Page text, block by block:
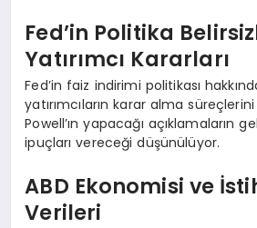
Fed’in Politika
Yatırımcı Kararları
Fed’in faiz indirimi politikası
yatırımcıların karar alma süreçlerini
Powell’ın yapacağı açıklamaların
ipuçları vereceği düşünülüyor.
ABD Ekonomisi ve
Verileri